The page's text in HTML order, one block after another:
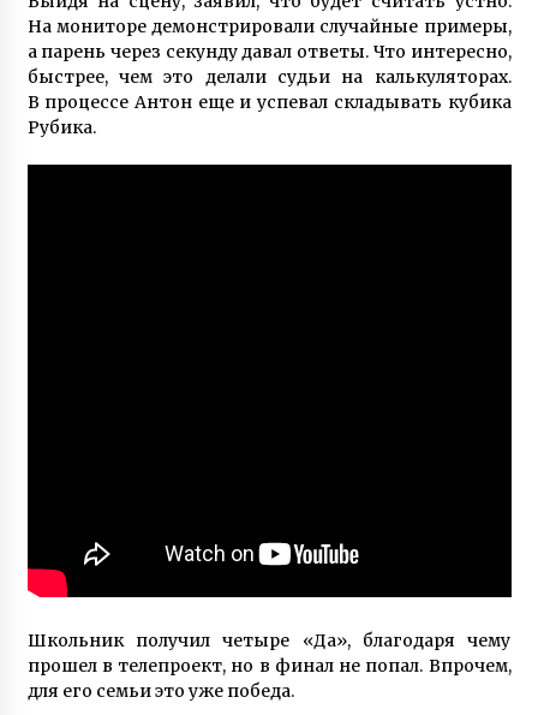
На мониторе демонстрировали случайные примеры,
а парень через секунду давал ответы. Что интересно,
быстрее, чем это делали судьи на калькуляторах.
В процессе Антон еще и успевал складывать кубика
Рубика.
Школьник получил четыре «Да», благодаря чему
прошел в телепроект, но в финал не попал. Впрочем,
для его семьи это уже победа.